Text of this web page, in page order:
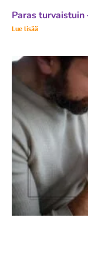
Paras
Lue lisää